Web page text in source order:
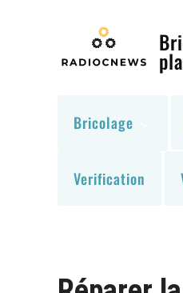
Bricolage
Verification